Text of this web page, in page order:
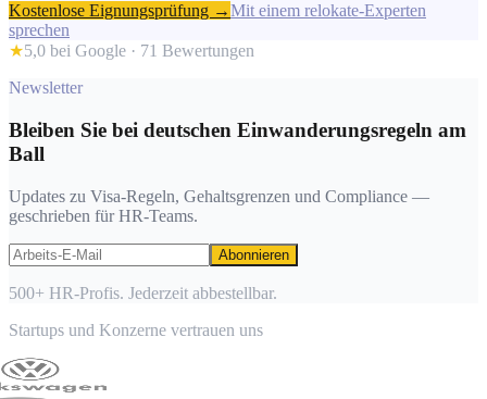
Kostenlose Eignungsprüfung →Mit einem relokate-Experten
sprechen
★5,0 bei Google · 71 Bewertungen
Newsletter
Bleiben Sie bei deutschen Einwanderungsregeln am
Ball
Updates zu Visa-Regeln, Gehaltsgrenzen und Compliance —
geschrieben für HR-Teams.
Abonnieren
500+ HR-Profis. Jederzeit abbestellbar.
Startups und Konzerne vertrauen uns